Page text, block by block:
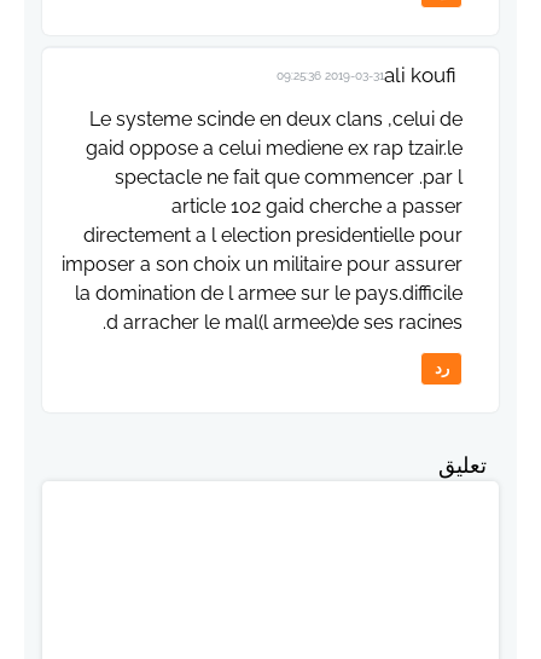
ali koufi
2019-03-31 09:25:36
Le systeme scinde en deux clans ,celui de
gaid oppose a celui mediene ex rap tzair.le
spectacle ne fait que commencer .par l
article 102 gaid cherche a passer
directement a l election presidentielle pour
imposer a son choix un militaire pour assurer
la domination de l armee sur le pays.difficile
d arracher le mal(l armee)de ses racines.
رد
تعليق